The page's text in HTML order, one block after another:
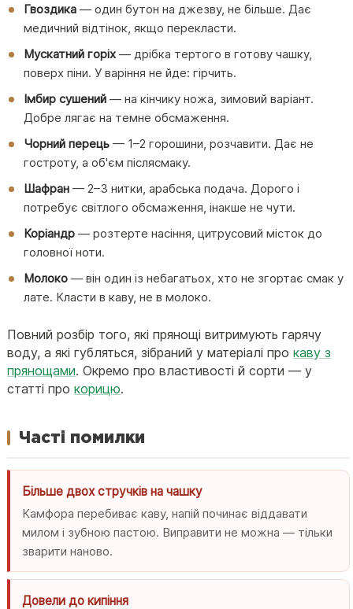
Гвоздика — один бутон на джезву, не більше. Дає
медичний відтінок, якщо перекласти.
Мускатний горіх — дрібка тертого в готову чашку,
поверх піни. У варіння не йде: гірчить.
Імбир сушений — на кінчику ножа, зимовий варіант.
Добре лягає на темне обсмаження.
Чорний перець — 1–2 горошини, розчавити. Дає не
гостроту, а об'єм післясмаку.
Шафран — 2–3 нитки, арабська подача. Дорого і
потребує світлого обсмаження, інакше не чути.
Коріандр — розтерте насіння, цитрусовий місток до
головної ноти.
Молоко — він один із небагатьох, хто не згортає смак у
лате. Класти в каву, не в молоко.
Повний розбір того, які прянощі витримують гарячу
воду, а які губляться, зібраний у матеріалі прокаву з
прянощами. Окремо про властивості й сорти — у
статті прокорицю.
Часті помилки
Більше двох стручків на чашку
Камфора перебиває каву, напій починає віддавати
милом і зубною пастою. Виправити не можна — тільки
зварити наново.
Довели до кипіння